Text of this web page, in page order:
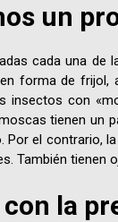
un
cada una de
forma de frijol,
insectos con
tienen un
Por el contrario,
También tienen
la